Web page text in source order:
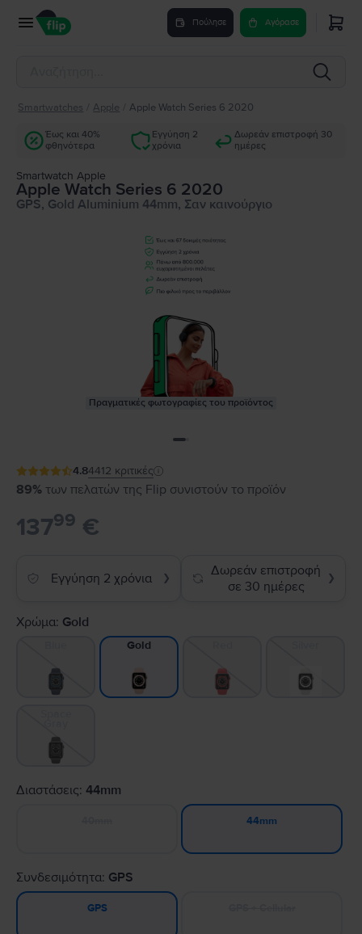
Πούλησε Αγόρασε
Smartwatches Apple Apple Watch Series 6 2020
Έως και 40%
φθηνότερα
Εγγύηση 2
χρόνια
Δωρεάν επιστροφή 30
ημέρες
Smartwatch Apple
Apple Watch Series 6 2020
GPS, Gold Aluminium 44mm, Σαν καινούργιο
Πραγματικές φωτογραφίες του προϊόντος
4.84412 κριτικές
89% των πελατών της Flip συνιστούν το προϊόν
13799 €
Εγγύηση 2 χρόνια ❯
Δωρεάν επιστροφή
σε 30 ημέρες
❯
Χρώμα: Gold
Gold
Διαστάσεις: 44mm
44mm
Συνδεσιμότητα: GPS
GPS